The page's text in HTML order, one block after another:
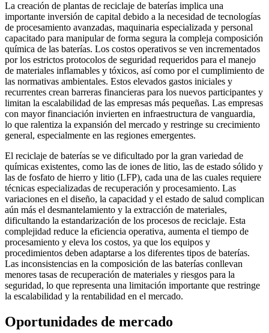
La creación de plantas de reciclaje de baterías implica una
importante inversión de capital debido a la necesidad de tecnologías
de procesamiento avanzadas, maquinaria especializada y personal
capacitado para manipular de forma segura la compleja composición
química de las baterías. Los costos operativos se ven incrementados
por los estrictos protocolos de seguridad requeridos para el manejo
de materiales inflamables y tóxicos, así como por el cumplimiento de
las normativas ambientales. Estos elevados gastos iniciales y
recurrentes crean barreras financieras para los nuevos participantes y
limitan la escalabilidad de las empresas más pequeñas. Las empresas
con mayor financiación invierten en infraestructura de vanguardia,
lo que ralentiza la expansión del mercado y restringe su crecimiento
general, especialmente en las regiones emergentes.
El reciclaje de baterías se ve dificultado por la gran variedad de
químicas existentes, como las de iones de litio, las de estado sólido y
las de fosfato de hierro y litio (LFP), cada una de las cuales requiere
técnicas especializadas de recuperación y procesamiento. Las
variaciones en el diseño, la capacidad y el estado de salud complican
aún más el desmantelamiento y la extracción de materiales,
dificultando la estandarización de los procesos de reciclaje. Esta
complejidad reduce la eficiencia operativa, aumenta el tiempo de
procesamiento y eleva los costos, ya que los equipos y
procedimientos deben adaptarse a los diferentes tipos de baterías.
Las inconsistencias en la composición de las baterías conllevan
menores tasas de recuperación de materiales y riesgos para la
seguridad, lo que representa una limitación importante que restringe
la escalabilidad y la rentabilidad en el mercado.
Oportunidades de mercado